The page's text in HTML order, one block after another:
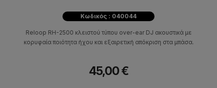
Κωδικός : 040044
Reloop RH-2500 κλειστού τύπου over-ear DJ ακουστικά με
κορυφαία ποιότητα ήχου και εξαιρετική απόκριση στα μπάσα.
45,00 €